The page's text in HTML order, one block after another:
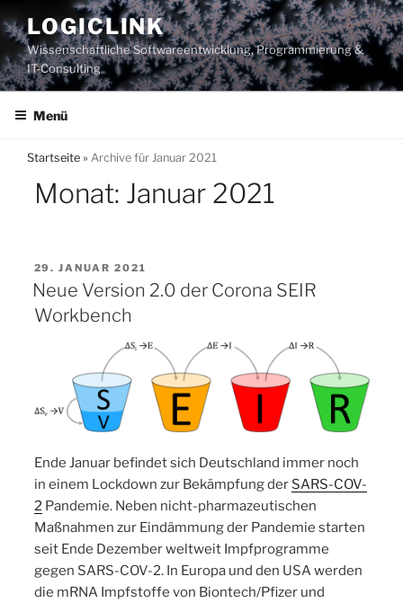
Inhalt
springen
LOGICLINK
Wissenschaftliche Softwareentwicklung, Programmierung &
IT-Consulting
Menü
Startseite » Archive für Januar 2021
Monat: Januar 2021
VERÖFFENTLICHT
AM
29. JANUAR 2021
Neue Version 2.0 der Corona SEIR
Workbench
Ende Januar befindet sich Deutschland immer noch
in einem Lockdown zur Bekämpfung der SARS-COV-
2Pandemie. Neben nicht-pharmazeutischen
Maßnahmen zur Eindämmung der Pandemie starten
seit Ende Dezember weltweit Impfprogramme
gegen SARS-COV-2. In Europa und den USA werden
die mRNA Impfstoffe von Biontech/Pfizer und